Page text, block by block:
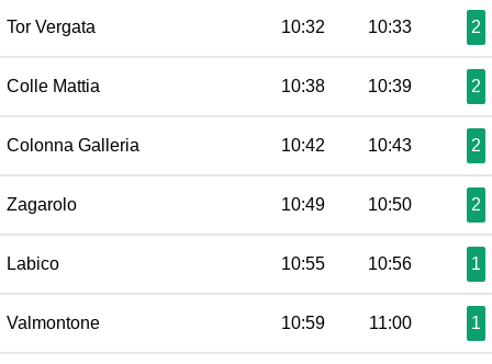
Tor Vergata 10:32 10:33 2
Colle Mattia 10:38 10:39 2
Colonna Galleria 10:42 10:43 2
Zagarolo 10:49 10:50 2
Labico 10:55 10:56 1
Valmontone 10:59 11:00 1